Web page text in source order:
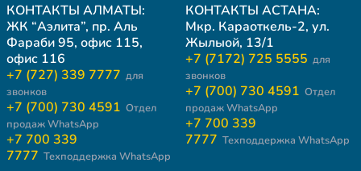
КОНТАКТЫ АЛМАТЫ:
ЖК “Аэлита”, пр. Аль
Фараби 95, офис 115,
офис 116
+7 (727) 339 7777 для
звонков
+7 (700) 730 4591 Отдел
продаж WhatsApp
+7 700 339
7777 Техподдержка WhatsApp
КОНТАКТЫ АСТАНА:
Мкр. Караоткель-2, ул.
Жылыой, 13/1
+7 (7172) 725 5555 для
звонков
+7 (700) 730 4591 Отдел
продаж WhatsApp
+7 700 339
7777 Техподдержка WhatsApp